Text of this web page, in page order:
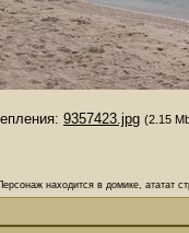
9357423.jpg (2.15
находится в домике, ататат